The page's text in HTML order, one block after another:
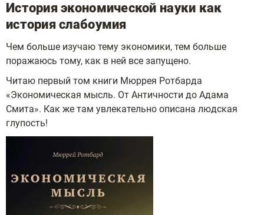
История экономической науки как
история слабоумия
Чем больше изучаю тему экономики, тем больше
поражаюсь тому, как в ней все запущено.
Читаю первый том книги Мюррея Ротбарда
«Экономическая мысль. От Античности до Адама
Смита». Как же там увлекательно описана людская
глупость!